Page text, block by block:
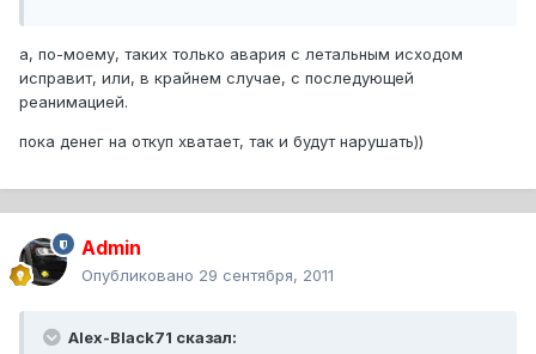
а, по-моему, таких только авария с летальным исходом
исправит, или, в крайнем случае, с последующей
реанимацией.
пока денег на откуп хватает, так и будут нарушать))
Admin
Опубликовано 29 сентября, 2011
Alex-Black71 сказал: